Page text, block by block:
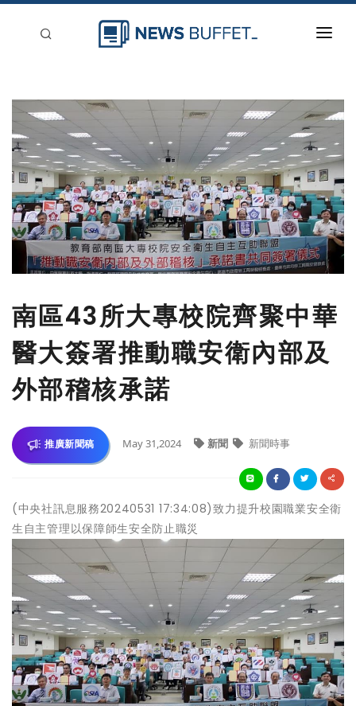
新聞稿分類
刊登
南區43所大專校院齊聚中華
醫大簽署推動職安衛內部及
外部稽核承諾
推廣新聞稿 May 31,2024 新聞 新聞時事
(中央社訊息服務20240531 17:34:08)致力提升校園職業安全衛
生自主管理以保障師生安全防止職災